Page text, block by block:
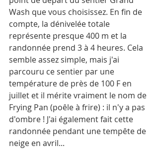
Wash que vous choisissez. En fin de
compte, la dénivelée totale
représente presque 400 m et la
randonnée prend 3 à 4 heures. Cela
semble assez simple, mais j'ai
parcouru ce sentier par une
température de près de 100 F en
juillet et il mérite vraiment le nom de
Frying Pan (poêle à frire) : il n'y a pas
d'ombre ! J'ai également fait cette
randonnée pendant une tempête de
neige en avril...